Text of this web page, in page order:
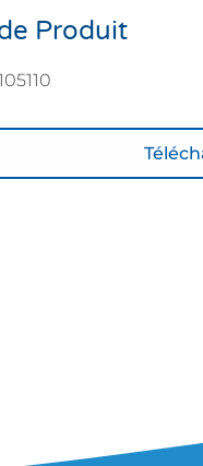
Produit